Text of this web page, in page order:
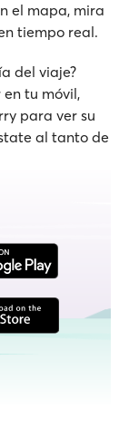
el mapa, mira
tiempo real.
del viaje?
tu móvil,
para ver su
al tanto de